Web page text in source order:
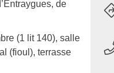
de
(1 lit 140), salle
(fioul), terrasse